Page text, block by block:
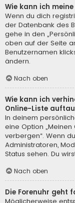
Wie kann ich
Wenn du dich
der Datenbank des
gehe in den
oben auf der Seite
Benutzernamen
ändern.
Nach oben
Wie kann ich
Online-Liste
In deinem
eine Option
verbergen“. Wenn
Administratoren,
Status sehen. Du
Nach oben
Die Forenuhr geht